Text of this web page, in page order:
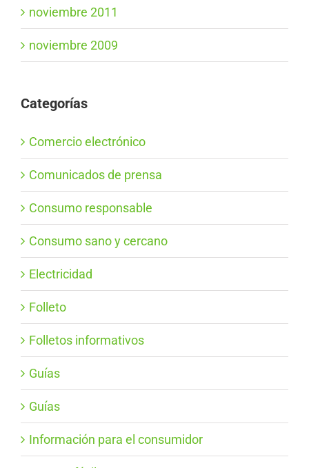
noviembre 2011
noviembre 2009
Categorías
Comercio electrónico
Comunicados de prensa
Consumo responsable
Consumo sano y cercano
Electricidad
Folleto
Folletos informativos
Guías
Guías
Información para el consumidor